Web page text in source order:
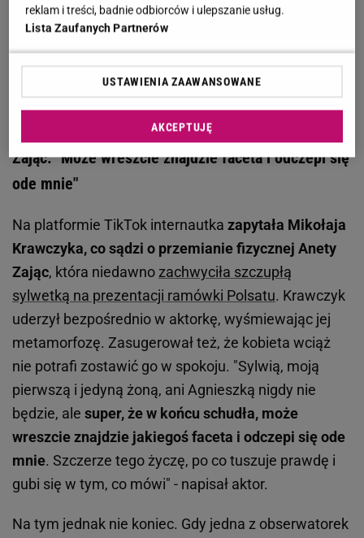
Zobacz wideoAnna Wendzikowska zdradza "skąd
alimentów" [materiał wydawcy kobieta.gazeta.pl]
Mikołaj Krawczyk szydzi z metamorfozy Anety
Zając. "Może wreszcie znajdzie faceta i odczepi się
ode mnie"
Na platformie TikTok internautka zapytała Mikołaja
Krawczyka, co sądzi o przemianie fizycznej Anety
Zając, która niedawnozachwyciła szczupłą
sylwetką na prezentacji ramówki Polsatu. Krawczyk
uderzył bezpośrednio w aktorkę, wyśmiewając jej
metamorfozę. Zasugerował też, że kobieta wciąż
nie potrafi zostawić go w spokoju. "Sylwią, moją
pierwszą i jedyną żoną, ani Agnieszką nigdy nie
będzie, ale super, że w końcu schudła, może
wreszcie znajdzie jakiegoś faceta i odczepi się ode
mnie. Szczerze tego życzę, po co tuszuje prawdę i
gubi się w tym, co mówi" - napisał aktor.
Na tym jednak nie koniec. Gdy jedna z obserwatorek
reklam i treści, badnie odbiorców i ulepszanie usług.
Lista Zaufanych Partnerów
USTAWIENIA ZAAWANSOWANE
AKCEPTUJĘ